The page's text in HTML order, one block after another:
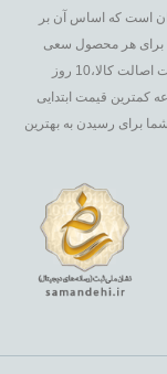
است که اساس آن بر
برای هر محصول سعی
کرده است تا تجربه متفاوتی را از خرید تجربه کنید.ضمانت اصالت کالا،10 روز
کمترین قیمت ابتدایی
برای رسیدن به بهترین